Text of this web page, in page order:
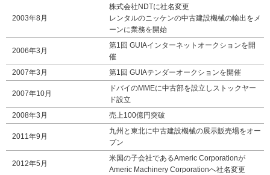
2003年8月
株式会社NDTに社名変更
レンタルのニッケンの中古建設機械の輸出をメ
ーンに業務を開始
2006年3月
第1回 GUIAインターネットオークションを開
催
2007年3月
第1回 GUIAテンダーオークションを開催
2007年10月
ドバイのMMEに中古部を設立しストックヤー
ド設立
2008年3月
売上100億円突破
2011年9月
九州と東北に中古建設機械の展示販売場をオー
プン
2012年5月
米国の子会社であるAmeric Corporationが
Americ Machinery Corporationへ社名変更